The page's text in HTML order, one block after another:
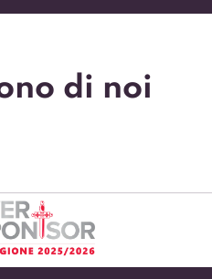
di noi